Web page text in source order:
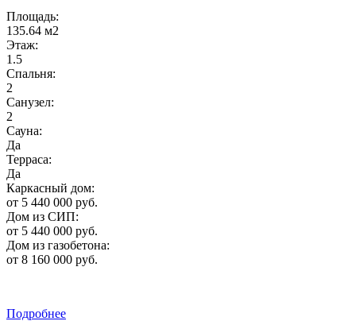
Площадь:
135.64 м2
Этаж:
1.5
Спальня:
2
Санузел:
2
Сауна:
Да
Терраса:
Да
Каркасный дом:
от 5 440 000 руб.
Дом из СИП:
от 5 440 000 руб.
Дом из газобетона:
от 8 160 000 руб.
Подробнее